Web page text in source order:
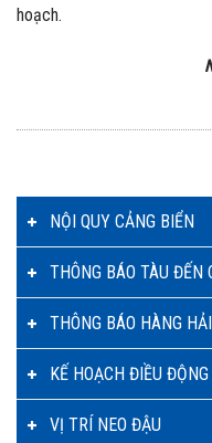
NỘI QUY CẢNG BIỂN
THÔNG BÁO TÀU ĐẾN
THÔNG BÁO HÀNG HẢI
KẾ HOẠCH ĐIỀU
VỊ TRÍ NEO ĐẬU
hoạch.